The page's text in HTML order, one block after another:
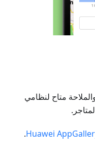
Huawei
.